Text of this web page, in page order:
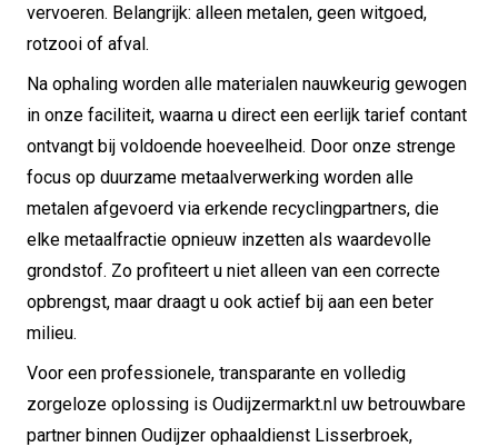
vervoeren. Belangrijk: alleen metalen, geen witgoed,
rotzooi of afval.
Na ophaling worden alle materialen nauwkeurig gewogen
in onze faciliteit, waarna u direct een eerlijk tarief contant
ontvangt bij voldoende hoeveelheid. Door onze strenge
focus op duurzame metaalverwerking worden alle
metalen afgevoerd via erkende recyclingpartners, die
elke metaalfractie opnieuw inzetten als waardevolle
grondstof. Zo profiteert u niet alleen van een correcte
opbrengst, maar draagt u ook actief bij aan een beter
milieu.
Voor een professionele, transparante en volledig
zorgeloze oplossing is Oudijzermarkt.nl uw betrouwbare
partner binnen Oudijzer ophaaldienst Lisserbroek,